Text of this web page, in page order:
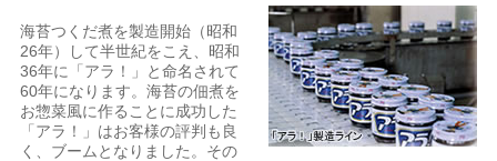
海苔つくだ煮を製造開始（昭和
26年）して半世紀をこえ、昭和
36年に「アラ！」と命名されて
60年になります。海苔の佃煮を
お惣菜風に作ることに成功した
「アラ！」はお客様の評判も良
く、ブームとなりました。その